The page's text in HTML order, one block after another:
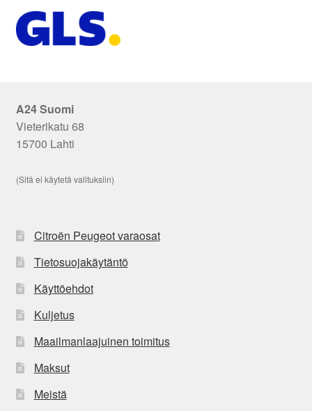
A24 Suomi
Vieterikatu 68
15700 Lahti
(Sitä ei käytetä valituksiin)
Citroën Peugeot varaosat
Tietosuojakäytäntö
Käyttöehdot
Kuljetus
Maailmanlaajuinen toimitus
Maksut
Meistä